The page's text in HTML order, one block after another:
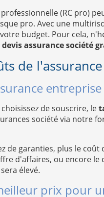
(RC pro)
pro. Avec une
budget. Pour cela,
devis assurance société
de
entreprise
de souscrire, le
société via notre
de garanties, plus le
d'affaires, ou encore
élevé.
prix pour